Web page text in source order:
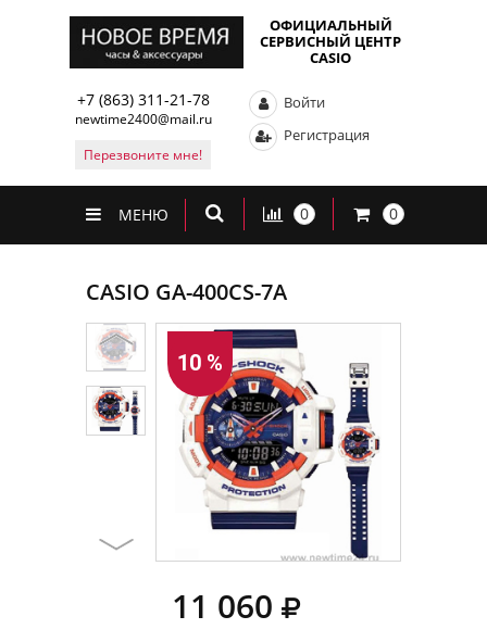
ОФИЦИАЛЬНЫЙ
СЕРВИСНЫЙ ЦЕНТР
CASIO
+7 (863) 311-21-78
newtime2400@mail.ru
Перезвоните мне!
Войти
Регистрация
МЕНЮ 0 0
CASIO GA-400CS-7A
10 %
11 060